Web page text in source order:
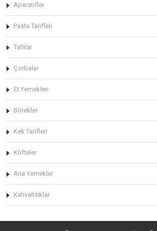
Aperatifler
Pasta Tarifleri
Tatlılar
Çorbalar
Et Yemekleri
Börekler
Kek Tarifleri
Köfteler
Ana Yemekler
Kahvaltılıklar